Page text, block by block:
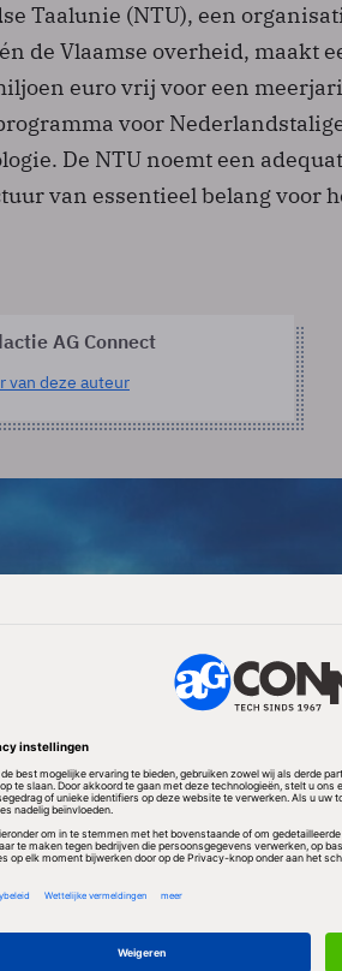
Taalunie (NTU), een
de Vlaamse overheid, maakt
euro vrij voor een
voor
De NTU noemt een
van essentieel belang voor
AG Connect
van deze auteur